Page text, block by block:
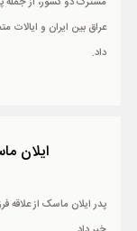
عراق بین ایران و
داد.
ایلان
پدر ایلان ماسک از علاقه